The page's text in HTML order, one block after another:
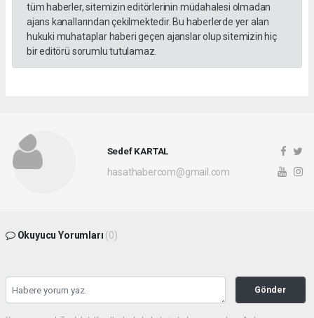
tüm haberler, sitemizin editörlerinin müdahalesi olmadan
ajans kanallarından çekilmektedir. Bu haberlerde yer alan
hukuki muhataplar haberi geçen ajanslar olup sitemizin hiç
bir editörü sorumlu tutulamaz.
Sedef KARTAL
hasathabercom@gmail.com
Okuyucu Yorumları (0)
Gönder